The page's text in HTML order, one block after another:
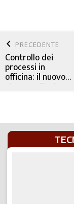
keyboard_arrow_left PRECEDENTE
Controllo dei
processi in
officina: il nuovo
sistema di misura